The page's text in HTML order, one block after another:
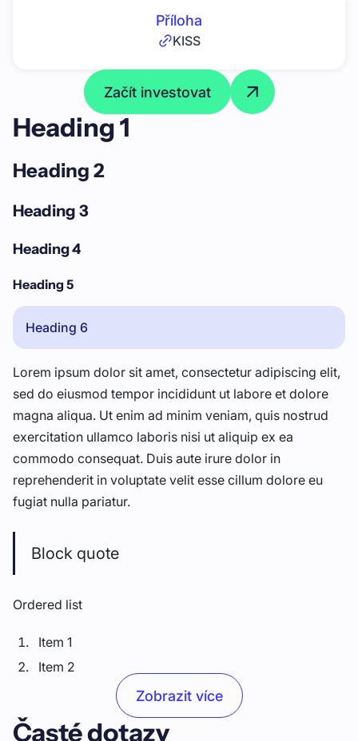
Příloha
KISS
Začít investovat
Heading 1
Heading 2
Heading 3
Heading 4
Heading 5
Heading 6
Lorem ipsum dolor sit amet, consectetur adipiscing elit,
sed do eiusmod tempor incididunt ut labore et dolore
magna aliqua. Ut enim ad minim veniam, quis nostrud
exercitation ullamco laboris nisi ut aliquip ex ea
commodo consequat. Duis aute irure dolor in
reprehenderit in voluptate velit esse cillum dolore eu
fugiat nulla pariatur.
Block quote
Ordered list
Item 1
Item 2
Unordered list
Zobrazit více
Časté dotazy